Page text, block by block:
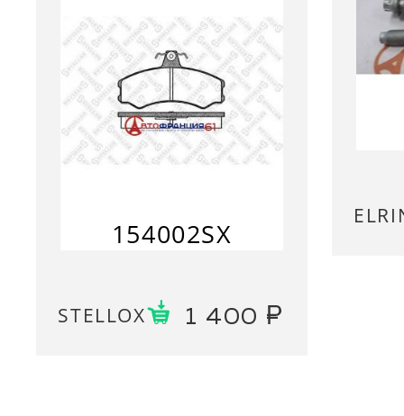
154002SX
STELLOX 1 400